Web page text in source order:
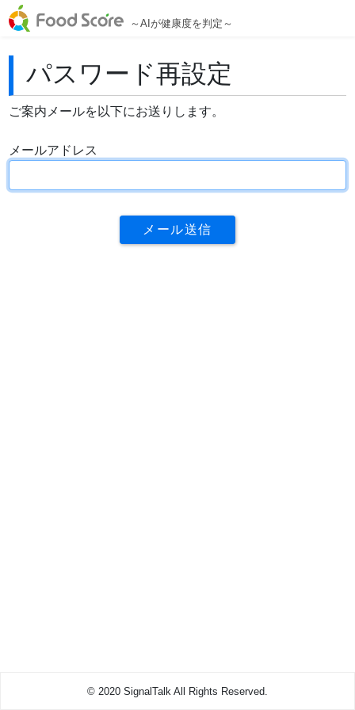
～AIが健康度を判定～
パスワード再設定
ご案内メールを以下にお送りします。
メールアドレス
© 2020 SignalTalk All Rights Reserved.